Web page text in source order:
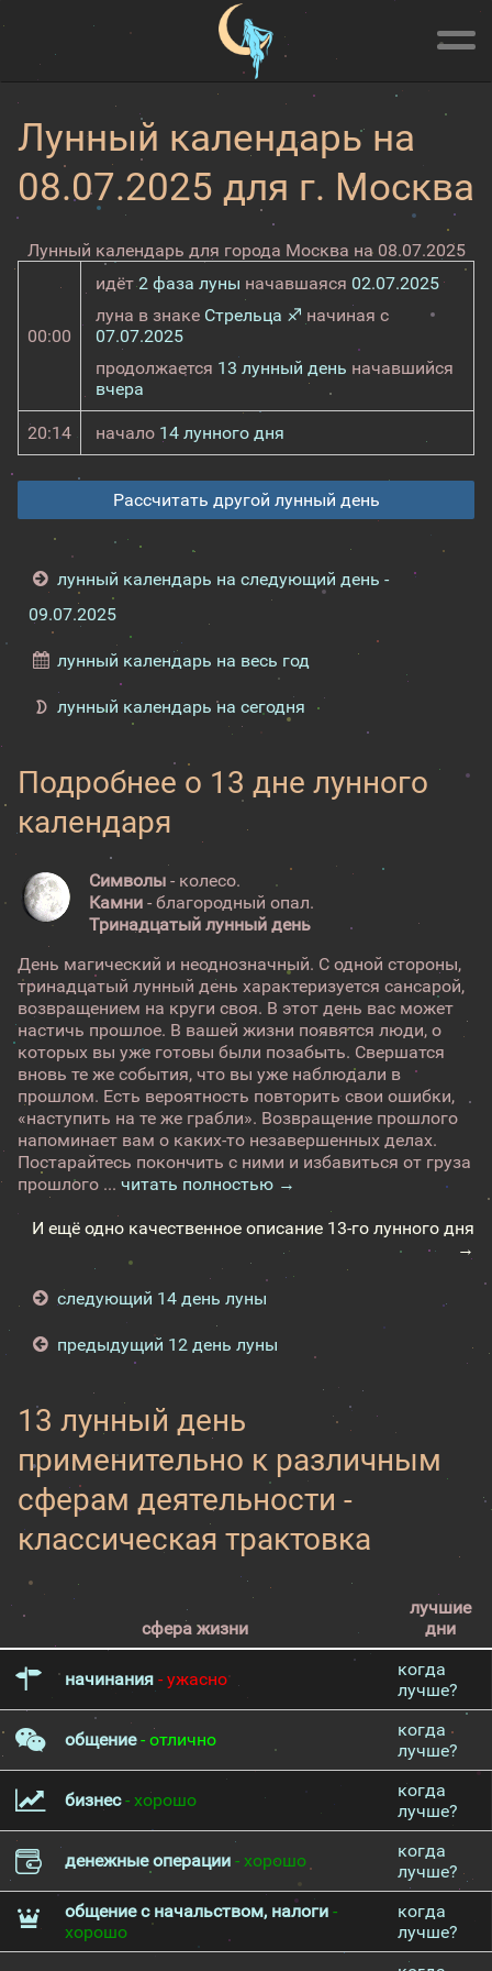
Лунный календарь на
08.07.2025 для г. Москва
Лунный календарь для города Москва на 08.07.2025
00:00
идёт2 фаза луны начавшаяся 02.07.2025
луна в знаке Стрельца ♐ начиная с
07.07.2025
продолжается 13 лунный день начавшийся
вчера
20:14 начало 14 лунного дня
Рассчитать другой лунный день
лунный календарь на следующий день -
09.07.2025
лунный календарь на весь год
лунный календарь на сегодня
Подробнее о 13 дне лунного
календаря
Символы - колесо.
Камни - благородный опал.
Тринадцатый лунный день
День магический и неоднозначный. С одной стороны,
тринадцатый лунный день характеризуется сансарой,
возвращением на круги своя. В этот день вас может
настичь прошлое. В вашей жизни появятся люди, о
которых вы уже готовы были позабыть. Свершатся
вновь те же события, что вы уже наблюдали в
прошлом. Есть вероятность повторить свои ошибки,
«наступить на те же грабли». Возвращение прошлого
напоминает вам о каких-то незавершенных делах.
Постарайтесь покончить с ними и избавиться от груза
прошлого ... читать полностью →
И ещё одно качественное описание 13-го лунного дня
→
следующий 14 день луны
предыдущий 12 день луны
13 лунный день
применительно к различным
сферам деятельности -
классическая трактовка
сфера жизни
лучшие
дни
начинания - ужасно
когда
лучше?
общение- отлично
когда
лучше?
бизнес- хорошо
когда
лучше?
денежные операции - хорошо
когда
лучше?
общение с начальством, налоги -
хорошо
когда
лучше?